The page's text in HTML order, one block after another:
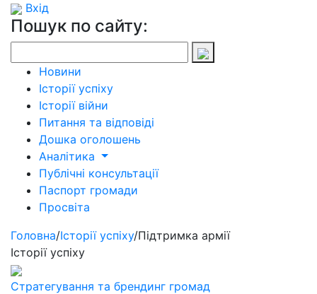
Вхід
Пошук по сайту:
Новини
Історії успіху
Історії війни
Питання та відповіді
Дошка оголошень
Аналітика
Публічні консультації
Паспорт громади
Просвіта
Головна/Історії успіху/Підтримка армії
Історії успіху
Стратегування та брендинг громад